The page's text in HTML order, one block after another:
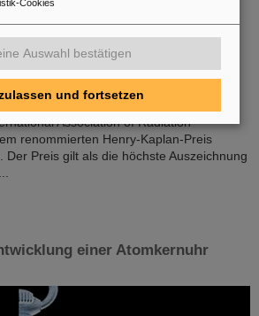
Leiter der GSI-Forschungsabteilung
am Fachbereich Physik der TU
Gesellschaft zur
Association of Radiation
renommierten Henry-Kaplan-Preis
Der Preis gilt als die höchste Auszeichnung
einer Atomkernuhr
Cookies
Auswahl bestätigen
und fortsetzen